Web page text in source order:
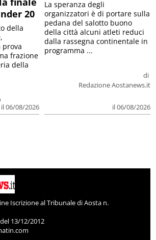
20
il 06/08/2026
della
prova
frazione
della
di
Redazione Aostanews.it
il 06/08/2026
La speranza degli
organizzatori è di portare sulla
pedana del salotto buono
della città alcuni atleti reduci
dalla rassegna continentale in
programma ...
Iscrizione al Tribunale di Aosta n.
13/12/2012